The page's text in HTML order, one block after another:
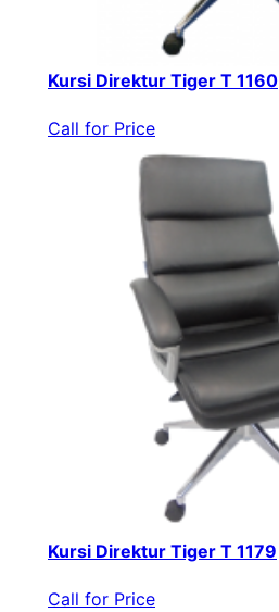
Kursi Direktur Tiger T 1160
Call for Price
Kursi Direktur Tiger T 1179
Call for Price